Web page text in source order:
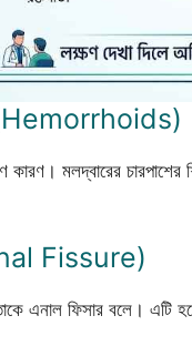
(Hemorrhoids)
কারণ। মলদ্বারের
Fissure)
এনাল ফিসার বলে।